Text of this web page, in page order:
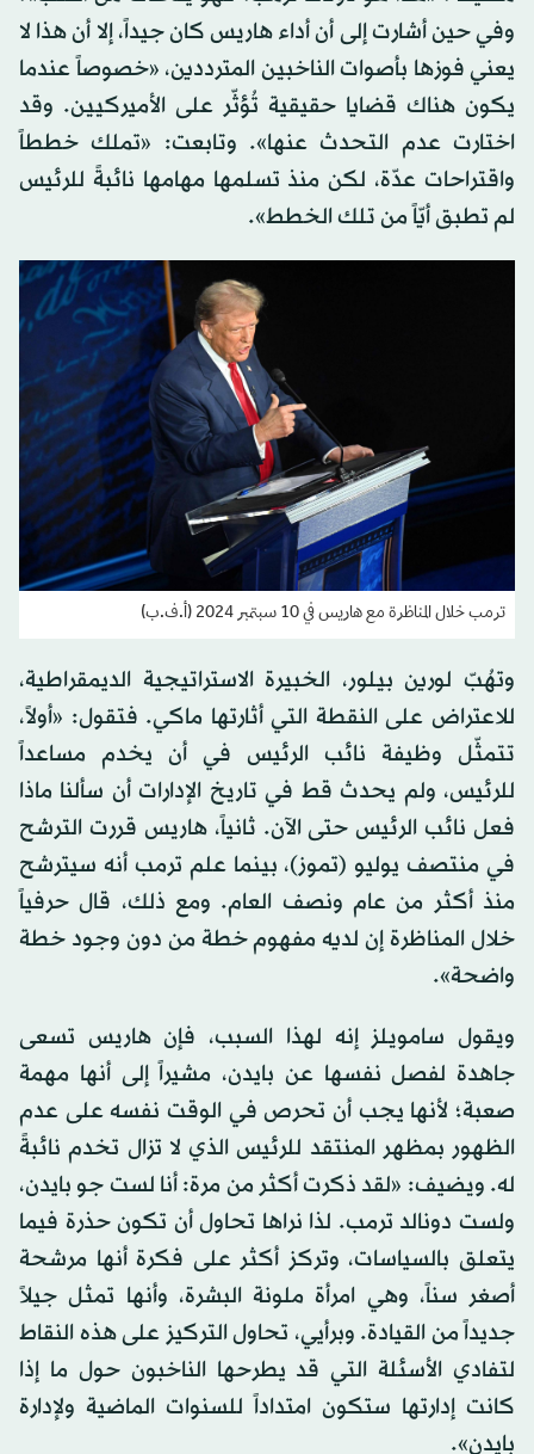
وفي حين أشارت إلى أن أداء هاريس كان جيداً، إلا أن هذا لا
يعني فوزها بأصوات الناخبين المترددين، «خصوصاً عندما
يكون هناك قضايا حقيقية تُؤثّر على الأميركيين. وقد
اختارت عدم التحدث عنها». وتابعت: «تملك خططاً
واقتراحات عدّة، لكن منذ تسلمها مهامها نائبةً للرئيس
لم تطبق أيّاً من تلك الخطط».
ترمب خلال المناظرة مع هاريس في 10 سبتمبر 2024 (أ.ف.ب)
وتهُبّ لورين بيلور، الخبيرة الاستراتيجية الديمقراطية،
للاعتراض على النقطة التي أثارتها ماكي. فتقول: «أولاً،
تتمثّل وظيفة نائب الرئيس في أن يخدم مساعداً
للرئيس، ولم يحدث قط في تاريخ الإدارات أن سألنا ماذا
فعل نائب الرئيس حتى الآن. ثانياً، هاريس قررت الترشح
في منتصف يوليو (تموز)، بينما علم ترمب أنه سيترشح
منذ أكثر من عام ونصف العام. ومع ذلك، قال حرفياً
خلال المناظرة إن لديه مفهوم خطة من دون وجود خطة
واضحة».
ويقول سامويلز إنه لهذا السبب، فإن هاريس تسعى
جاهدة لفصل نفسها عن بايدن، مشيراً إلى أنها مهمة
صعبة؛ لأنها يجب أن تحرص في الوقت نفسه على عدم
الظهور بمظهر المنتقد للرئيس الذي لا تزال تخدم نائبةً
له. ويضيف: «لقد ذكرت أكثر من مرة: أنا لست جو بايدن،
ولست دونالد ترمب. لذا نراها تحاول أن تكون حذرة فيما
يتعلق بالسياسات، وتركز أكثر على فكرة أنها مرشحة
أصغر سناً، وهي امرأة ملونة البشرة، وأنها تمثل جيلاً
جديداً من القيادة. وبرأيي، تحاول التركيز على هذه النقاط
لتفادي الأسئلة التي قد يطرحها الناخبون حول ما إذا
كانت إدارتها ستكون امتداداً للسنوات الماضية ولإدارة
بايدن».